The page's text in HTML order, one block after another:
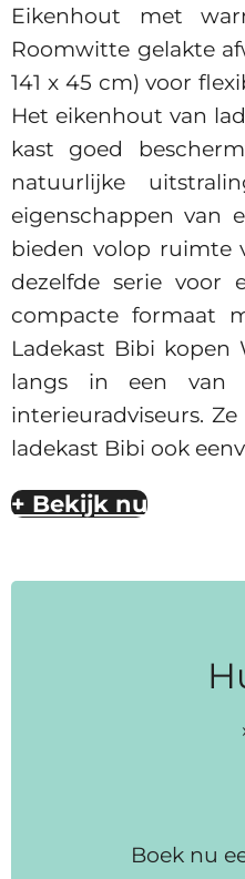
Eikenhout met
Roomwitte gelakte
141 x 45 cm) voor
Het eikenhout van
kast goed
natuurlijke
eigenschappen van
bieden volop ruimte
dezelfde serie voor
compacte formaat
Ladekast Bibi
langs in een van
interieuradviseurs.
ladekast Bibi ook
+ Bekijk nu
Boek nu